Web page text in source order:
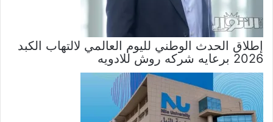
إطلاق الحدث الوطني لليوم العالمي لالتهاب الكبد
2026 برعايه شركه روش للادويه